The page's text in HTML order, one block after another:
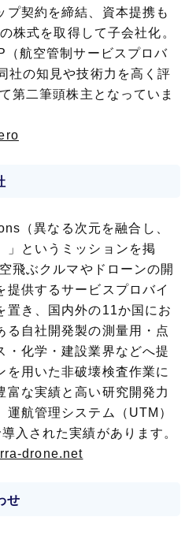
プ契約を締結、資本提携も
株式を取得して子会社化。
（航空管制サービスプロバ
社の知見や技術力を高く評
第二筆頭株主となっていま
（異なる次元を融合し、
」というミッションを掲
飛ぶクルマやドローンの開
提供するサービスプロバイ
置き、国内外の11か国にお
る自社開発製の測量用・点
・化学・建設業界などへ提
を用いた非破壊検査作業に
富な実績と高い研究開発力
航管理システム（UTM）
入された実績があります。
drone.net
せ